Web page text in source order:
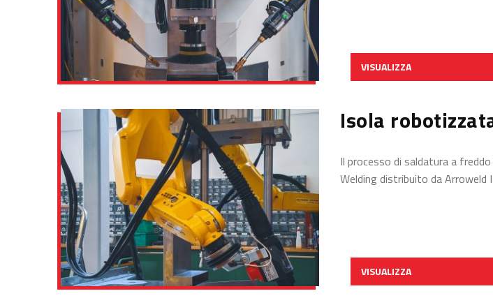
VISUALIZZA
Isola
Il processo di saldatura a
Welding distribuito da Arroweld
VISUALIZZA